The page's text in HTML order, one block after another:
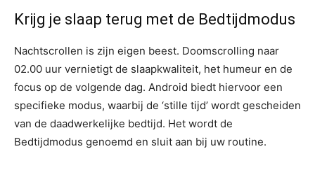
Krijg je slaap terug met de Bedtijdmodus
Nachtscrollen is zijn eigen beest. Doomscrolling naar
02.00 uur vernietigt de slaapkwaliteit, het humeur en de
focus op de volgende dag. Android biedt hiervoor een
specifieke modus, waarbij de ‘stille tijd’ wordt gescheiden
van de daadwerkelijke bedtijd. Het wordt de
Bedtijdmodus genoemd en sluit aan bij uw routine.